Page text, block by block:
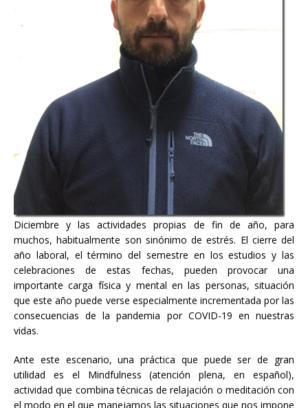
Diciembre y las actividades propias de fin de año, para
muchos, habitualmente son sinónimo de estrés. El cierre del
año laboral, el término del semestre en los estudios y las
celebraciones de estas fechas, pueden provocar una
importante carga física y mental en las personas, situación
que este año puede verse especialmente incrementada por las
consecuencias de la pandemia por COVID-19 en nuestras
vidas.
Ante este escenario, una práctica que puede ser de gran
utilidad es el Mindfulness (atención plena, en español),
actividad que combina técnicas de relajación o meditación con
el modo en el que manejamos las situaciones que nos impone